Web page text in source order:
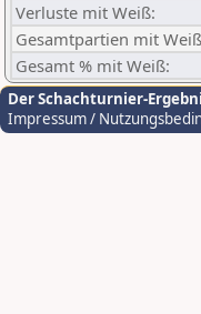
Verluste mit Weiß:
Gesamtpartien mit
Gesamt % mit Weiß:
Der Schachturnier-
Impressum /